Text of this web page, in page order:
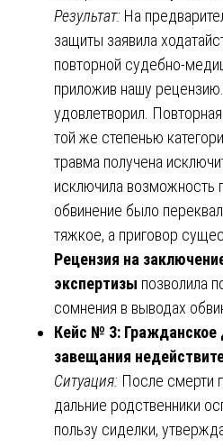
Результат: На
защиты заявила
повторной судебно-
приложив нашу
удовлетворил.
той же степенью
травма получена
исключила возможность
обвинение было
тяжкое, а приговор
Рецензия на
экспертизы позволила
сомнения в выводах
Кейс № 3: Гражданское
завещания
Ситуация: После смерти
дальние родственники
пользу сиделки,